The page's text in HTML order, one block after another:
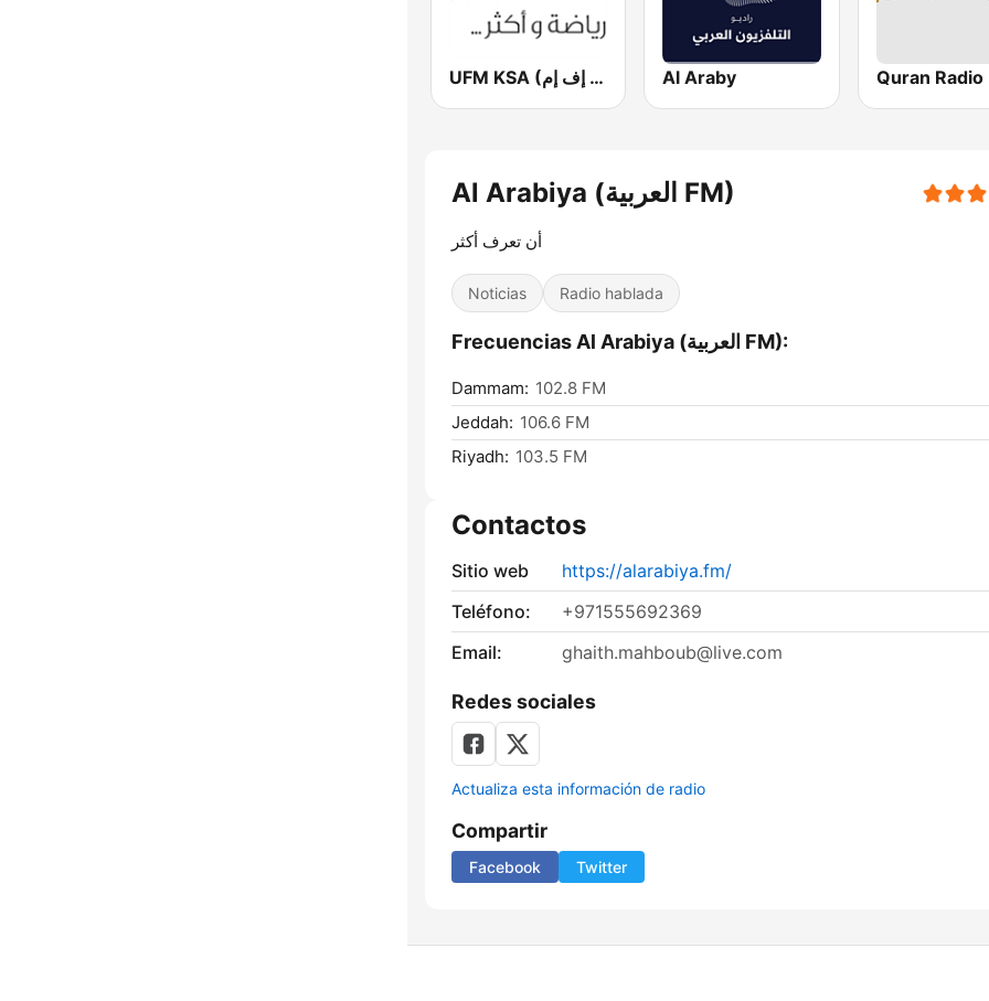
UFM KSA (يو إف إم) Al Araby
Al Arabiya (العربية FM)
أن تعرف أكثر
Noticias Radio hablada
Frecuencias Al Arabiya (العربية FM):
Dammam: 102.8 FM
Jeddah: 106.6 FM
Riyadh: 103.5 FM
Contactos
Sitio web
https://alarabiya.fm/
Teléfono:
+971555692369
Email:
ghaith.mahboub@live.com
Redes sociales
Actualiza esta información de radio
Compartir
Facebook Twitter